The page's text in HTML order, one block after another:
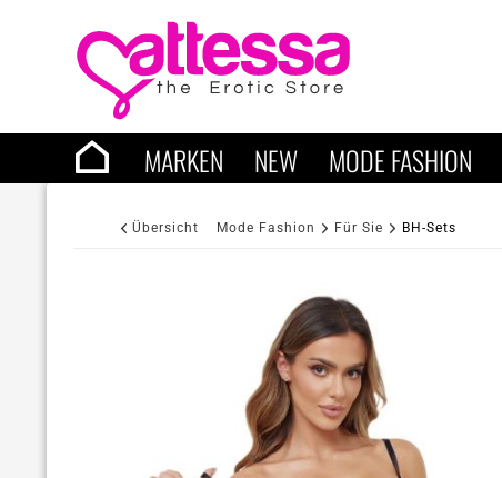
MARKEN NEW MODE FASHION
Übersicht Mode Fashion Für Sie BH-Sets